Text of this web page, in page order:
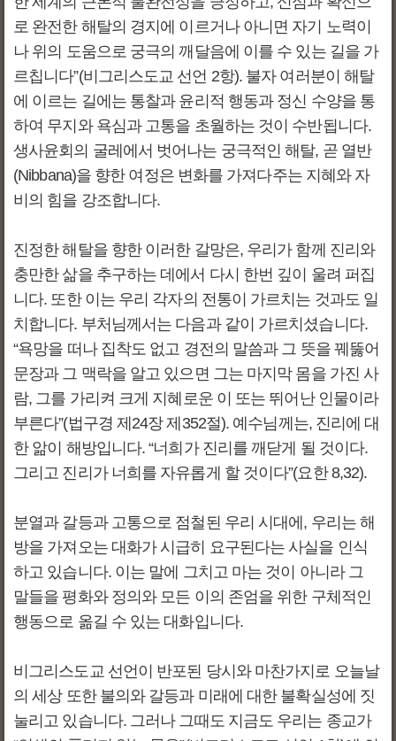
로 완전한 해탈의 경지에 이르거나 아니면 자기 노력이
나 위의 도움으로 궁극의 깨달음에 이를 수 있는 길을 가
르칩니다”(비그리스도교 선언 2항). 불자 여러분이 해탈
에 이르는 길에는 통찰과 윤리적 행동과 정신 수양을 통
하여 무지와 욕심과 고통을 초월하는 것이 수반됩니다.
생사윤회의 굴레에서 벗어나는 궁극적인 해탈, 곧 열반
(Nibbana)을 향한 여정은 변화를 가져다주는 지혜와 자
비의 힘을 강조합니다.
진정한 해탈을 향한 이러한 갈망은, 우리가 함께 진리와
충만한 삶을 추구하는 데에서 다시 한번 깊이 울려 퍼집
니다. 또한 이는 우리 각자의 전통이 가르치는 것과도 일
치합니다. 부처님께서는 다음과 같이 가르치셨습니다.
“욕망을 떠나 집착도 없고 경전의 말씀과 그 뜻을 꿰뚫어
문장과 그 맥락을 알고 있으면 그는 마지막 몸을 가진 사
람, 그를 가리켜 크게 지혜로운 이 또는 뛰어난 인물이라
부른다”(법구경 제24장 제352절). 예수님께는, 진리에 대
한 앎이 해방입니다. “너희가 진리를 깨닫게 될 것이다.
그리고 진리가 너희를 자유롭게 할 것이다”(요한 8,32).
분열과 갈등과 고통으로 점철된 우리 시대에, 우리는 해
방을 가져오는 대화가 시급히 요구된다는 사실을 인식
하고 있습니다. 이는 말에 그치고 마는 것이 아니라 그
말들을 평화와 정의와 모든 이의 존엄을 위한 구체적인
행동으로 옮길 수 있는 대화입니다.
비그리스도교 선언이 반포된 당시와 마찬가지로 오늘날
의 세상 또한 불의와 갈등과 미래에 대한 불확실성에 짓
눌리고 있습니다. 그러나 그때도 지금도 우리는 종교가